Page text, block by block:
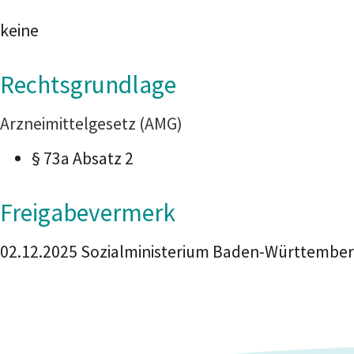
keine
Rechtsgrundlage
Arzneimittelgesetz (AMG)
§ 73a Absatz 2
Freigabevermerk
02.12.2025 Sozialministerium Baden-